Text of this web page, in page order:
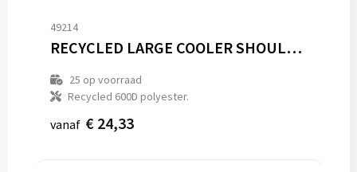
49214
RECYCLED LARGE COOLER SHOULDER BAG
25 op voorraad
Recycled 600D polyester.
vanaf € 24,33